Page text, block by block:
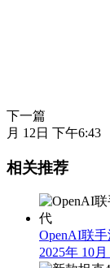
下一篇
月 12日 下午6:43
相关推荐
OpenAI联
2025年 10月